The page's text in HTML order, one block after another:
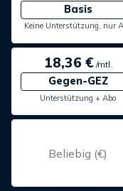
Basis
Keine Unterstützung, nur
18,36 €/mtl.
Gegen-GEZ
Unterstützung + Abo